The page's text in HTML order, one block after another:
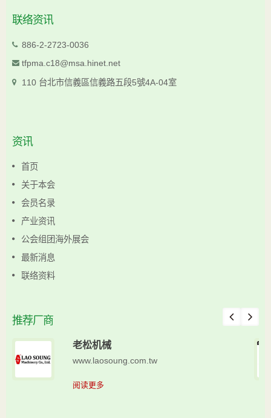
联络资讯
886-2-2723-0036
tfpma.c18@msa.hinet.net
110 台北市信義區信義路五段5號4A-04室
资讯
首页
关于本会
会员名录
产业资讯
公会组团海外展会
最新消息
联络资料
推荐厂商
老松机械
www.laosoung.com.tw
阅读更多